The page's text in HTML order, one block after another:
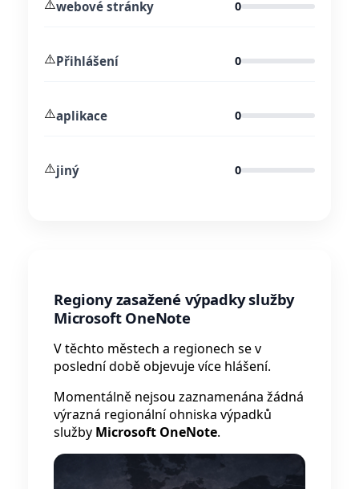
⚠️webové stránky 0
⚠️Přihlášení 0
⚠️aplikace 0
⚠️jiný 0
Regiony zasažené výpadky služby
Microsoft OneNote
V těchto městech a regionech se v
poslední době objevuje více hlášení.
Momentálně nejsou zaznamenána žádná
výrazná regionální ohniska výpadků
služby Microsoft OneNote.